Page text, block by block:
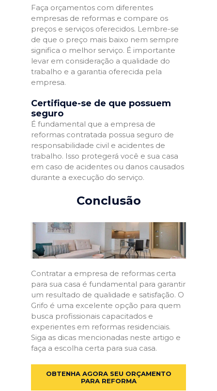
Faça orçamentos com diferentes
empresas de reformas e compare os
preços e serviços oferecidos. Lembre-se
de que o preço mais baixo nem sempre
significa o melhor serviço. É importante
levar em consideração a qualidade do
trabalho e a garantia oferecida pela
empresa.
Certifique-se de que possuem
seguro
É fundamental que a empresa de
reformas contratada possua seguro de
responsabilidade civil e acidentes de
trabalho. Isso protegerá você e sua casa
em caso de acidentes ou danos causados
durante a execução do serviço.
Conclusão
Contratar a empresa de reformas certa
para sua casa é fundamental para garantir
um resultado de qualidade e satisfação. O
Grifo é uma excelente opção para quem
busca profissionais capacitados e
experientes em reformas residenciais.
Siga as dicas mencionadas neste artigo e
faça a escolha certa para sua casa.
OBTENHA AGORA SEU ORÇAMENTO
PARA REFORMA